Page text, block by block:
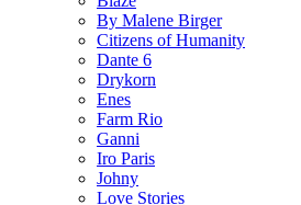
By Malene Birger
Citizens of Humanity
Dante 6
Drykorn
Enes
Farm Rio
Ganni
Iro Paris
Johny
Love Stories